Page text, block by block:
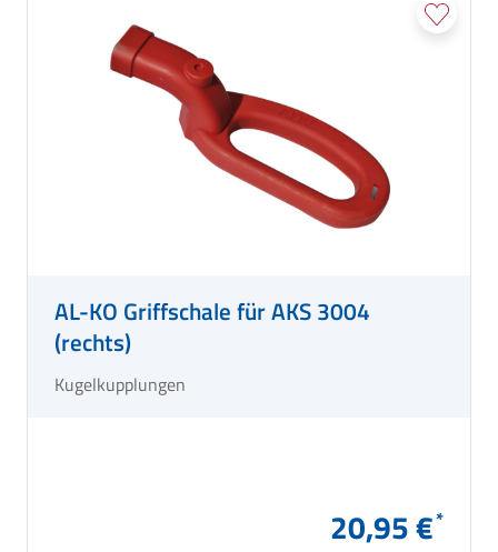
AL-KO Griffschale für AKS 3004
(rechts)
Kugelkupplungen
20,95 €